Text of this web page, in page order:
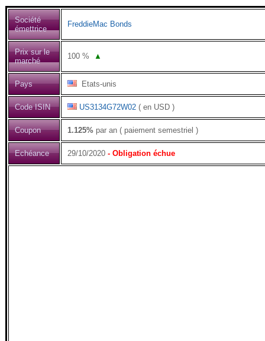
Société
émettrice
FreddieMac Bonds
Prix sur le
marché
100 % ▲
Pays Etats-unis
Code ISIN US3134G72W02 ( en USD )
Coupon 1.125% par an ( paiement semestriel )
Echéance 29/10/2020 - Obligation échue